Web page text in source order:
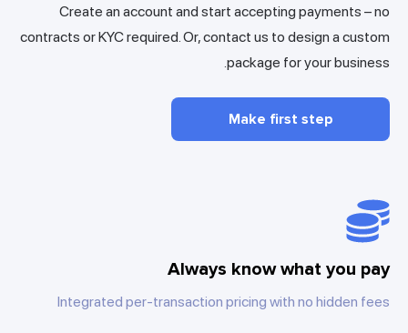
Create an account and start accepting payments – no
contracts or KYC required. Or, contact us to design a custom
package for your business.
Make first step
Always know what you pay
Integrated per-transaction pricing with no hidden fees